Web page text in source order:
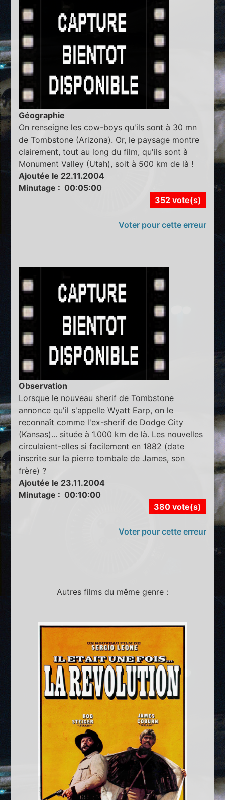
Géographie
On renseigne les cow-boys qu'ils sont à 30 mn
de Tombstone (Arizona). Or, le paysage montre
clairement, tout au long du film, qu'ils sont à
Monument Valley (Utah), soit à 500 km de là !
Ajoutée le 22.11.2004
Minutage : 00:05:00
352 vote(s)
Voter pour cette erreur
Observation
Lorsque le nouveau sherif de Tombstone
annonce qu'il s'appelle Wyatt Earp, on le
reconnaît comme l'ex-sherif de Dodge City
(Kansas)... située à 1.000 km de là. Les nouvelles
circulaient-elles si facilement en 1882 (date
inscrite sur la pierre tombale de James, son
frère) ?
Ajoutée le 23.11.2004
Minutage : 00:10:00
380 vote(s)
Voter pour cette erreur
Autres films du même genre :